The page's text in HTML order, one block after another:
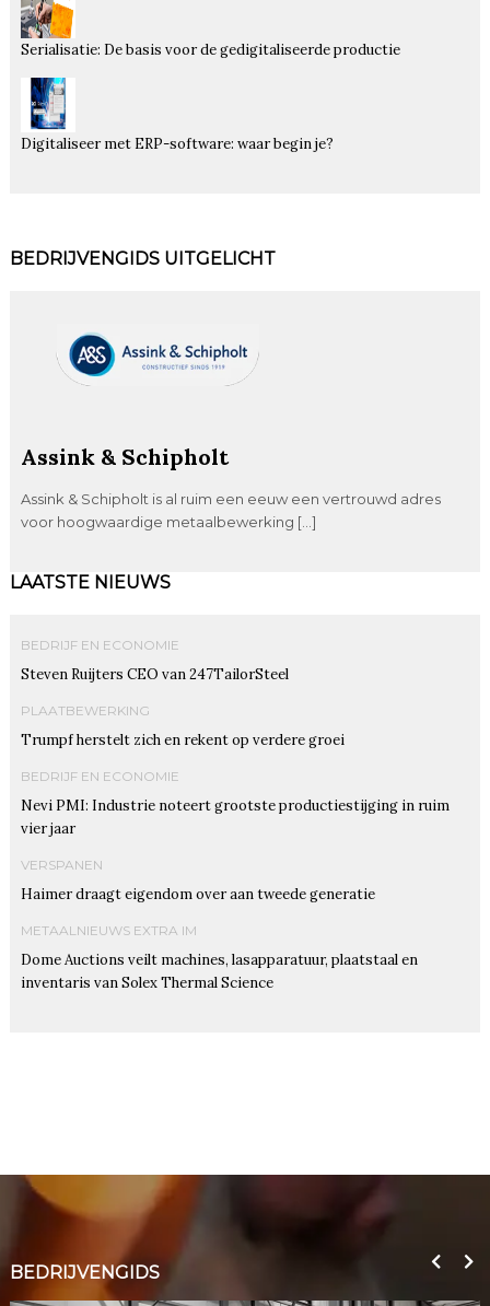
Serialisatie: De basis voor de gedigitaliseerde productie
Digitaliseer met ERP-software: waar begin je?
BEDRIJVENGIDS UITGELICHT
Assink & Schipholt
Assink & Schipholt is al ruim een eeuw een vertrouwd adres
voor hoogwaardige metaalbewerking […]
LAATSTE NIEUWS
BEDRIJF EN ECONOMIE
Steven Ruijters CEO van 247TailorSteel
PLAATBEWERKING
Trumpf herstelt zich en rekent op verdere groei
BEDRIJF EN ECONOMIE
Nevi PMI: Industrie noteert grootste productiestijging in ruim
vier jaar
VERSPANEN
Haimer draagt eigendom over aan tweede generatie
METAALNIEUWS EXTRA IM
Dome Auctions veilt machines, lasapparatuur, plaatstaal en
inventaris van Solex Thermal Science
BEDRIJVENGIDS